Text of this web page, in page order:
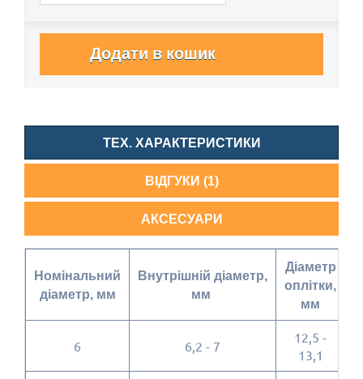
Додати в кошик
ТЕХ. ХАРАКТЕРИСТИКИ
ВІДГУКИ (1)
АКСЕСУАРИ
Номінальний
діаметр, мм
Внутрішній діаметр,
мм
Діаметр
оплітки,
мм
6 6,2 - 7
12,5 -
13,1